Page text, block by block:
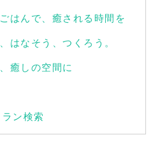
はんで、癒される時間を
はなそう、つくろう。
癒しの空間に
ン検索